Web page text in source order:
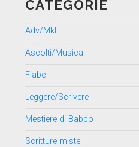
CATEGORIE
Adv/Mkt
Ascolti/Musica
Fiabe
Leggere/Scrivere
Mestiere di Babbo
Scritture miste